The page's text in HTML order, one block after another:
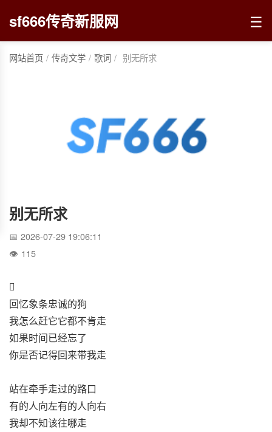
sf666传奇新服网 ☰
网站首页 / 传奇文学 / 歌词 / 别无所求
别无所求
2026-07-29 19:06:11
115

回忆象条忠诚的狗
我怎么赶它它都不肯走
如果时间已经忘了
你是否记得回来带我走
站在牵手走过的路口
有的人向左有的人向右
我却不知该往哪走